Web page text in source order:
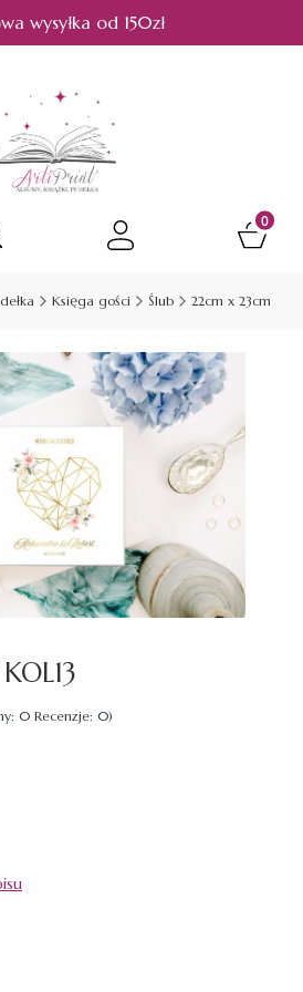
wysyłka od 150zł
wyszukiwarkę
Księga gości Ślub 22cm x 23cm
0 Recenzje: 0)